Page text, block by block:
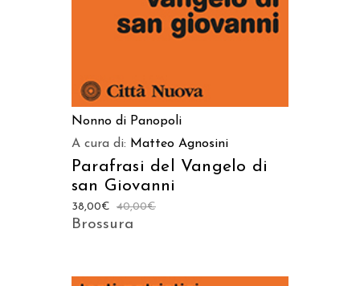
Nonno di Panopoli
A cura di: Matteo Agnosini
Parafrasi del Vangelo di
san Giovanni
40,00€
38,00€
Brossura